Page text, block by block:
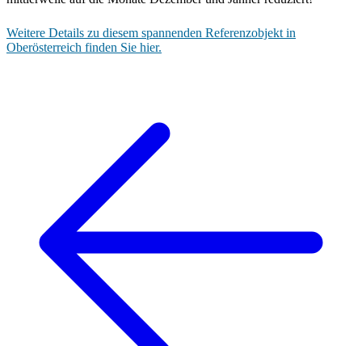
Weitere Details zu diesem spannenden Referenzobjekt in
Oberösterreich finden Sie hier.